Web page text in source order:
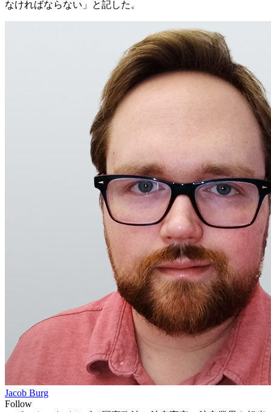
なければならない」と記した。
Jacob Burg
Follow